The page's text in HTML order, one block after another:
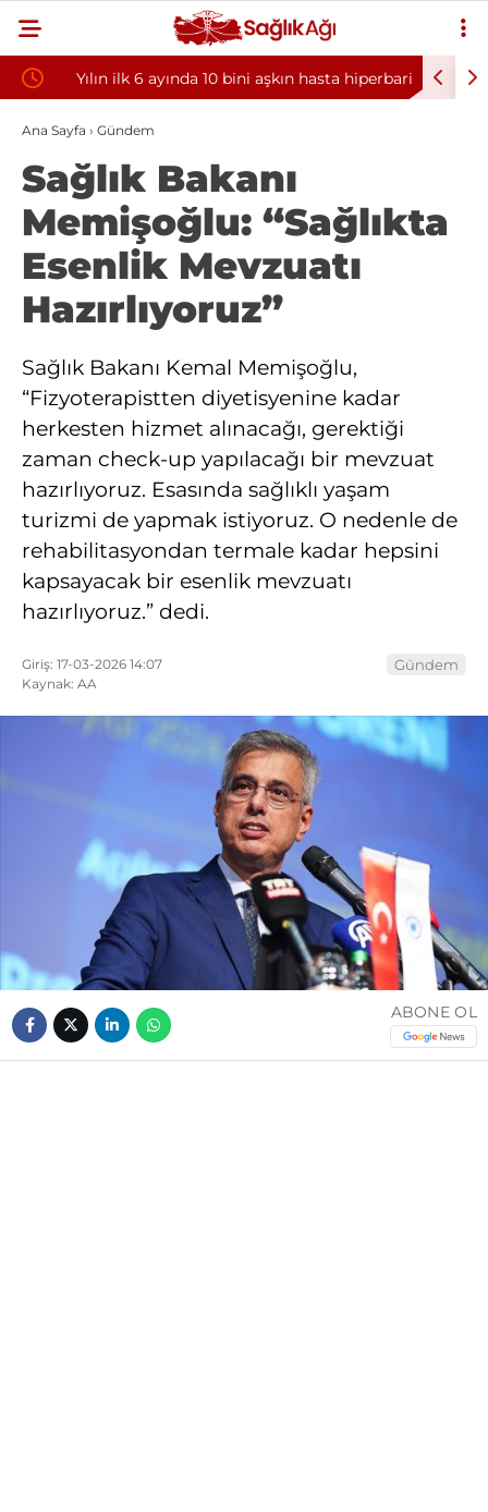
Yılın ilk 6 ayında 10 bini aşkın hasta hiperbarik
oksijen tedavisinden yararlandı
Diş eti
Ana Sayfa › Gündem
Sağlık Bakanı
Memişoğlu: “Sağlıkta
Esenlik Mevzuatı
Hazırlıyoruz”
Sağlık Bakanı Kemal Memişoğlu,
“Fizyoterapistten diyetisyenine kadar
herkesten hizmet alınacağı, gerektiği
zaman check-up yapılacağı bir mevzuat
hazırlıyoruz. Esasında sağlıklı yaşam
turizmi de yapmak istiyoruz. O nedenle de
rehabilitasyondan termale kadar hepsini
kapsayacak bir esenlik mevzuatı
hazırlıyoruz.” dedi.
Giriş: 17-03-2026 14:07
Kaynak: AA
Gündem
ABONE OL